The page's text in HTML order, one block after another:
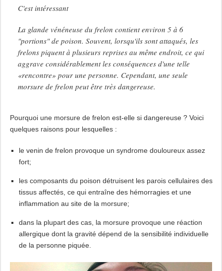
C'est intéressant
La glande vénéneuse du frelon contient environ 5 à 6
"portions" de poison. Souvent, lorsqu'ils sont attaqués, les
frelons piquent à plusieurs reprises au même endroit, ce qui
aggrave considérablement les conséquences d'une telle
«rencontre» pour une personne. Cependant, une seule
morsure de frelon peut être très dangereuse.
Pourquoi une morsure de frelon est-elle si dangereuse ? Voici
quelques raisons pour lesquelles :
le venin de frelon provoque un syndrome douloureux assez
fort;
les composants du poison détruisent les parois cellulaires des
tissus affectés, ce qui entraîne des hémorragies et une
inflammation au site de la morsure;
dans la plupart des cas, la morsure provoque une réaction
allergique dont la gravité dépend de la sensibilité individuelle
de la personne piquée.